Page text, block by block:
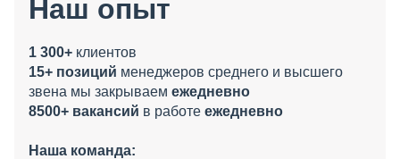
Наш опыт
1 300+ клиентов
15+ позиций менеджеров среднего и высшего
звена мы закрываем ежедневно
8500+ вакансий в работе ежедневно
Наша команда: